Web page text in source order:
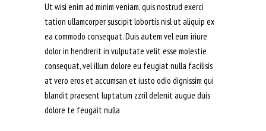
Ut wisi enim ad minim veniam, quis nostrud exerci
tation ullamcorper suscipit lobortis nisl ut aliquip ex
ea commodo consequat. Duis autem vel eum iriure
dolor in hendrerit in vulputate velit esse molestie
consequat, vel illum dolore eu feugiat nulla facilisis
at vero eros et accumsan et iusto odio dignissim qui
blandit praesent luptatum zzril delenit augue duis
dolore te feugait nulla